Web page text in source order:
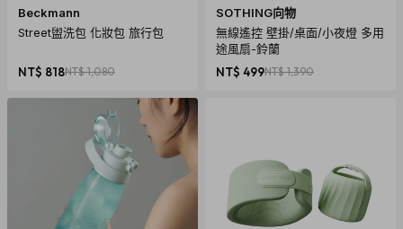
Beckmann
Street盥洗包 化妝包 旅行包
NT$ 818NT$ 1,080
SOTHING向物
無線遙控 壁掛/桌面/小夜燈 多用
途風扇-鈴蘭
NT$ 499NT$ 1,390